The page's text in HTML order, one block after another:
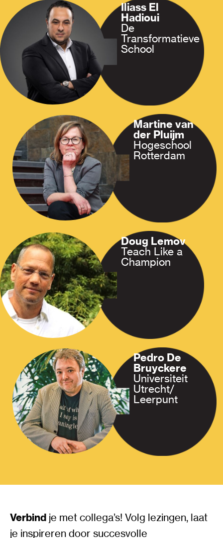
Iliass El
Hadioui
De
Transformatieve
School
Martine van
der Pluijm
Hogeschool
Rotterdam
Doug Lemov
Teach Like a
Champion
Pedro De
Bruyckere
Universiteit
Utrecht/
Leerpunt
Verbind je met collega’s! Volg lezingen, laat
je inspireren door succesvolle